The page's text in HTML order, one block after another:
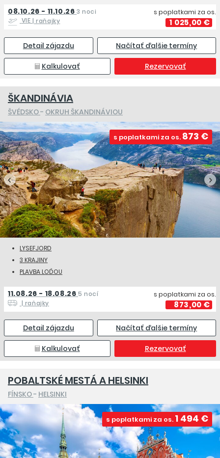
08.10.26 - 11.10.26 3 noci
VIE| raňajky
s poplatkami za os.
1 025,00 €
Detail zájazdu Načítať ďalšie termíny
Kalkulovať Rezervovať
ŠKANDINÁVIA
ŠVÉDSKO- OKRUH ŠKANDINÁVIOU
s poplatkami za os. 873 €
LYSEFJORD
3 KRAJINY
PLAVBA LOĎOU
11.08.26 - 18.08.26 5 nocí
| raňajky
s poplatkami za os.
873,00 €
Detail zájazdu Načítať ďalšie termíny
Kalkulovať Rezervovať
POBALTSKÉ MESTÁ A HELSINKI
FÍNSKO- HELSINKI
s poplatkami za os. 1 494 €